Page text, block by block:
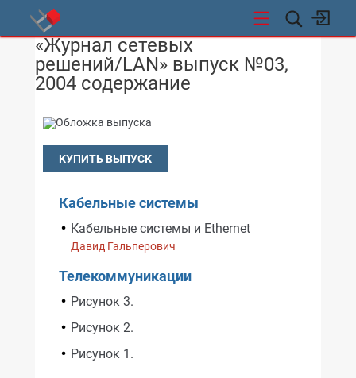
«Журнал сетевых
решений/LAN» выпуск №03,
2004 содержание
КУПИТЬ ВЫПУСК
Кабельные системы
Кабельные системы и Ethernet
Давид Гальперович
Телекоммуникации
Рисунок 3.
Рисунок 2.
Рисунок 1.